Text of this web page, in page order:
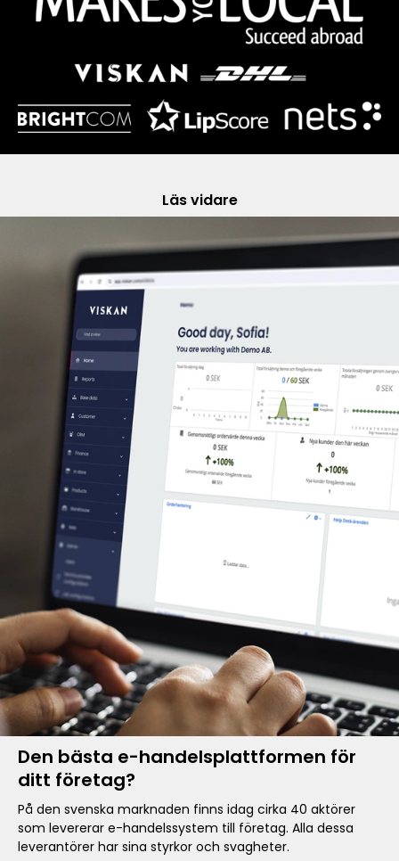
Läs vidare
Den bästa e-handelsplattformen för
ditt företag?
På den svenska marknaden finns idag cirka 40 aktörer
som levererar e-handelssystem till företag. Alla dessa
leverantörer har sina styrkor och svagheter.